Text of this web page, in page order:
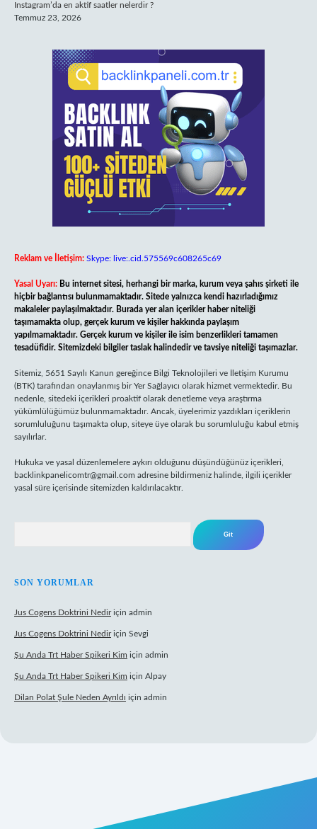
Instagram’da en aktif saatler nelerdir ?
Temmuz 23, 2026
Reklam ve İletişim: Skype: live:.cid.575569c608265c69
Yasal Uyarı: Bu internet sitesi, herhangi bir marka, kurum veya şahıs şirketi ile
hiçbir bağlantısı bulunmamaktadır. Sitede yalnızca kendi hazırladığımız
makaleler paylaşılmaktadır. Burada yer alan içerikler haber niteliği
taşımamakta olup, gerçek kurum ve kişiler hakkında paylaşım
yapılmamaktadır. Gerçek kurum ve kişiler ile isim benzerlikleri tamamen
tesadüfidir. Sitemizdeki bilgiler taslak halindedir ve tavsiye niteliği taşımazlar.
Sitemiz, 5651 Sayılı Kanun gereğince Bilgi Teknolojileri ve İletişim Kurumu
(BTK) tarafından onaylanmış bir Yer Sağlayıcı olarak hizmet vermektedir. Bu
nedenle, sitedeki içerikleri proaktif olarak denetleme veya araştırma
yükümlülüğümüz bulunmamaktadır. Ancak, üyelerimiz yazdıkları içeriklerin
sorumluluğunu taşımakta olup, siteye üye olarak bu sorumluluğu kabul etmiş
sayılırlar.
Hukuka ve yasal düzenlemelere aykırı olduğunu düşündüğünüz içerikleri,
backlinkpanelicomtr@gmail.com adresine bildirmeniz halinde, ilgili içerikler
yasal süre içerisinde sitemizden kaldırılacaktır.
SON YORUMLAR
Jus Cogens Doktrini Nediriçin admin
Jus Cogens Doktrini Nediriçin Sevgi
Şu Anda Trt Haber Spikeri Kim için admin
Şu Anda Trt Haber Spikeri Kim için Alpay
Dilan Polat Şule Neden Ayrıldı için admin